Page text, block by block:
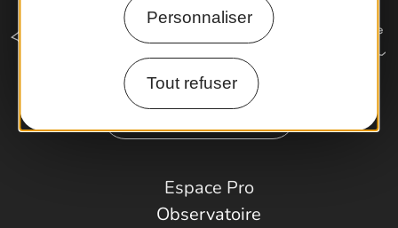
Personnaliser
Tout refuser
Espace Pro
Observatoire